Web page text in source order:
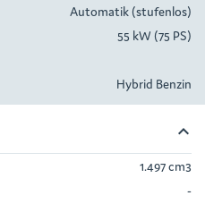
Automatik (stufenlos)
55 kW (75 PS)
Hybrid Benzin
keyboard_arrow_up
1.497 cm3
-